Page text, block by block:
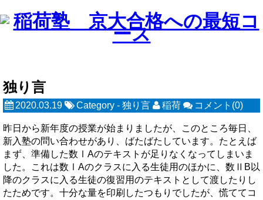
独り言
2020.03.19 Category - 独り言 稲荷 コメント(0)
昨日から新年度の授業が始まりましたが、このところ毎日、
新入塾の問い合わせがあり、ばたばたしています。たとえば
まず、準備した数ⅠAのテキストが足りなくなってしまいま
した。これは数ⅠAのクラスに入る生徒用のほかに、数ⅡB以
降のクラスに入る生徒の復習用のテキストとして渡したりし
たためです。十分な量を印刷したつもりでしたが、慌ててコ